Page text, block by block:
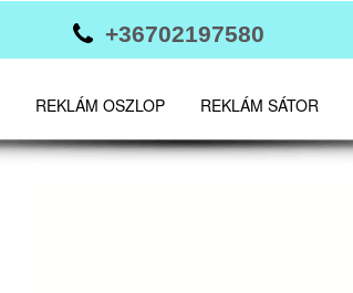
REKLÁM OSZLOP REKLÁM SÁTOR
+36702197580
